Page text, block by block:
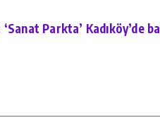
Parkta’ Kadıköy’de